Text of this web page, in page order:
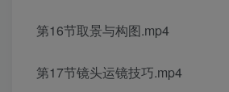
第16节取景与构图.mp4
第17节镜头运镜技巧.mp4